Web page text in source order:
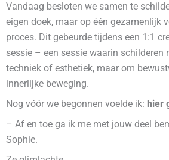
Vandaag besloten we samen te
eigen doek, maar op één gezamenlijk
proces. Dit gebeurde tijdens een 1:1
sessie – een sessie waarin schilderen
techniek of esthetiek, maar om
innerlijke beweging.
Nog vóór we begonnen voelde ik: hier
– Af en toe ga ik me met jouw deel
Sophie.